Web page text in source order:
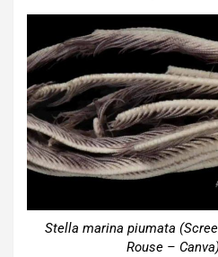
Stella marina piumata
Rouse –